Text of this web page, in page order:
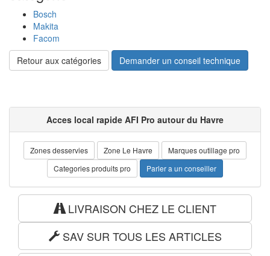
Bosch
Makita
Facom
Retour aux catégories
Demander un conseil technique
Acces local rapide AFI Pro autour du Havre
Zones desservies Zone Le Havre
Marques outillage pro
Categories produits pro
Parler a un conseiller
LIVRAISON CHEZ LE CLIENT
SAV SUR TOUS LES ARTICLES